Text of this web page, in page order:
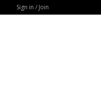
Sign in / Join